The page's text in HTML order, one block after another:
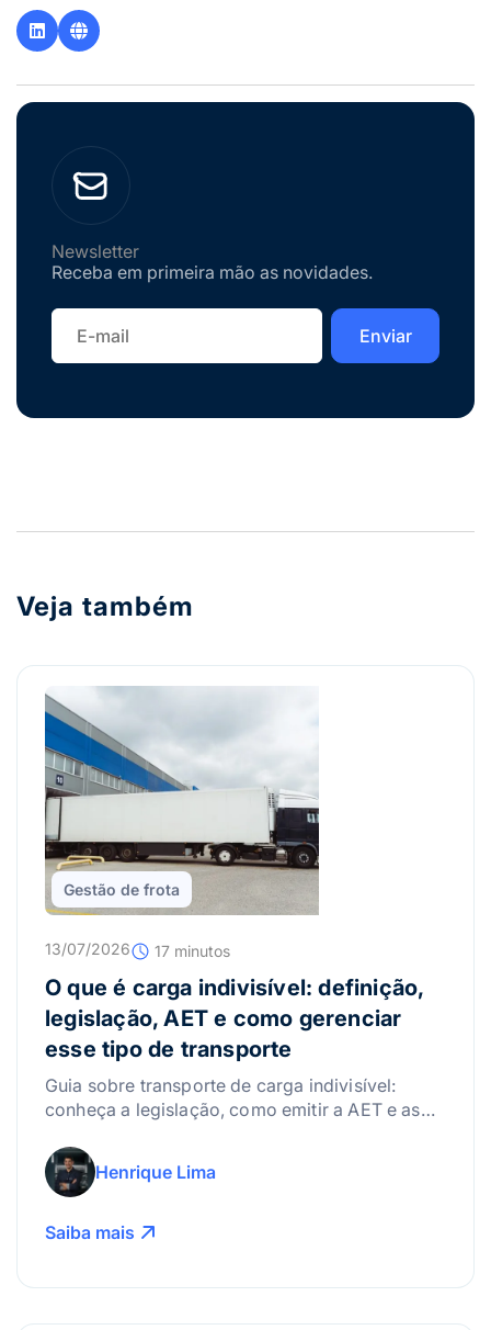
Newsletter
Receba em primeira mão as novidades.
Veja também
Gestão de frota
13/07/2026 17 minutos
O que é carga indivisível: definição,
legislação, AET e como gerenciar
esse tipo de transporte
Guia sobre transporte de carga indivisível:
conheça a legislação, como emitir a AET e as
Henrique Lima
Saiba mais